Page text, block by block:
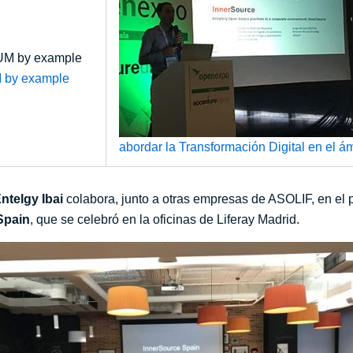
by example
abordar la Transformación Digital en el
Ibai colabora, junto a otras empresas de ASOLIF, en el
, que se celebró en la oficinas de Liferay Madrid.